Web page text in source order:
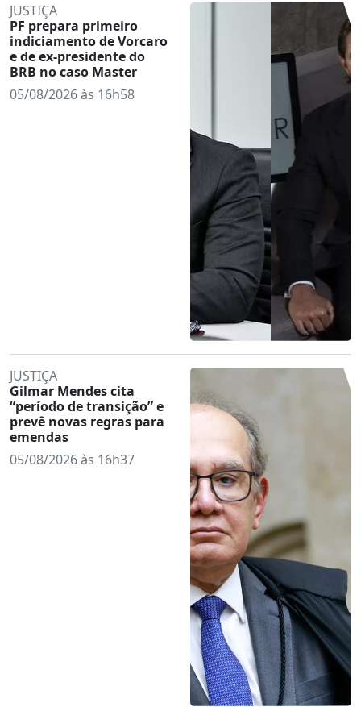
JUSTIÇA
PF prepara primeiro
indiciamento de Vorcaro
e de ex-presidente do
BRB no caso Master
05/08/2026 às 16h58
JUSTIÇA
Gilmar Mendes cita
“período de transição” e
prevê novas regras para
emendas
05/08/2026 às 16h37